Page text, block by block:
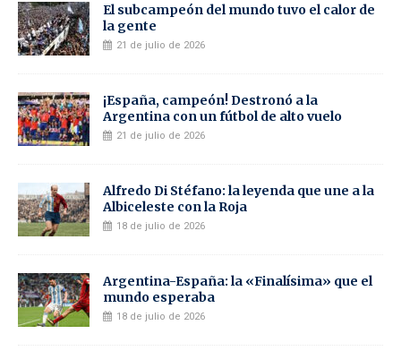
El subcampeón del mundo tuvo el calor de
la gente
21 de julio de 2026
¡España, campeón! Destronó a la
Argentina con un fútbol de alto vuelo
21 de julio de 2026
Alfredo Di Stéfano: la leyenda que une a la
Albiceleste con la Roja
18 de julio de 2026
Argentina-España: la «Finalísima» que el
mundo esperaba
18 de julio de 2026